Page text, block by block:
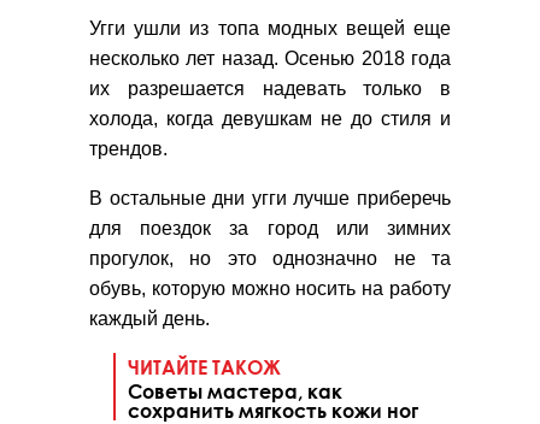
Угги ушли из топа модных вещей еще
несколько лет назад. Осенью 2018 года
их разрешается надевать только в
холода, когда девушкам не до стиля и
трендов.
В остальные дни угги лучше приберечь
для поездок за город или зимних
прогулок, но это однозначно не та
обувь, которую можно носить на работу
каждый день.
ЧИТАЙТЕ ТАКОЖ
Советы мастера, как
сохранить мягкость кожи ног